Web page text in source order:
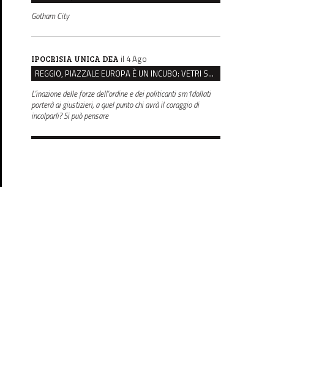
Gotham City
IPOCRISIA UNICA DEA il 4 Ago
REGGIO, PIAZZALE EUROPA È UN INCUBO: VETRI SPACCATI E FURTI SULLE AUTO IN SOSTA
L'inazione delle forze dell'ordine e dei politicanti sm1dollati
porterà ai giustizieri, a quel punto chi avrà il coraggio di
incolparli? Si può pensare